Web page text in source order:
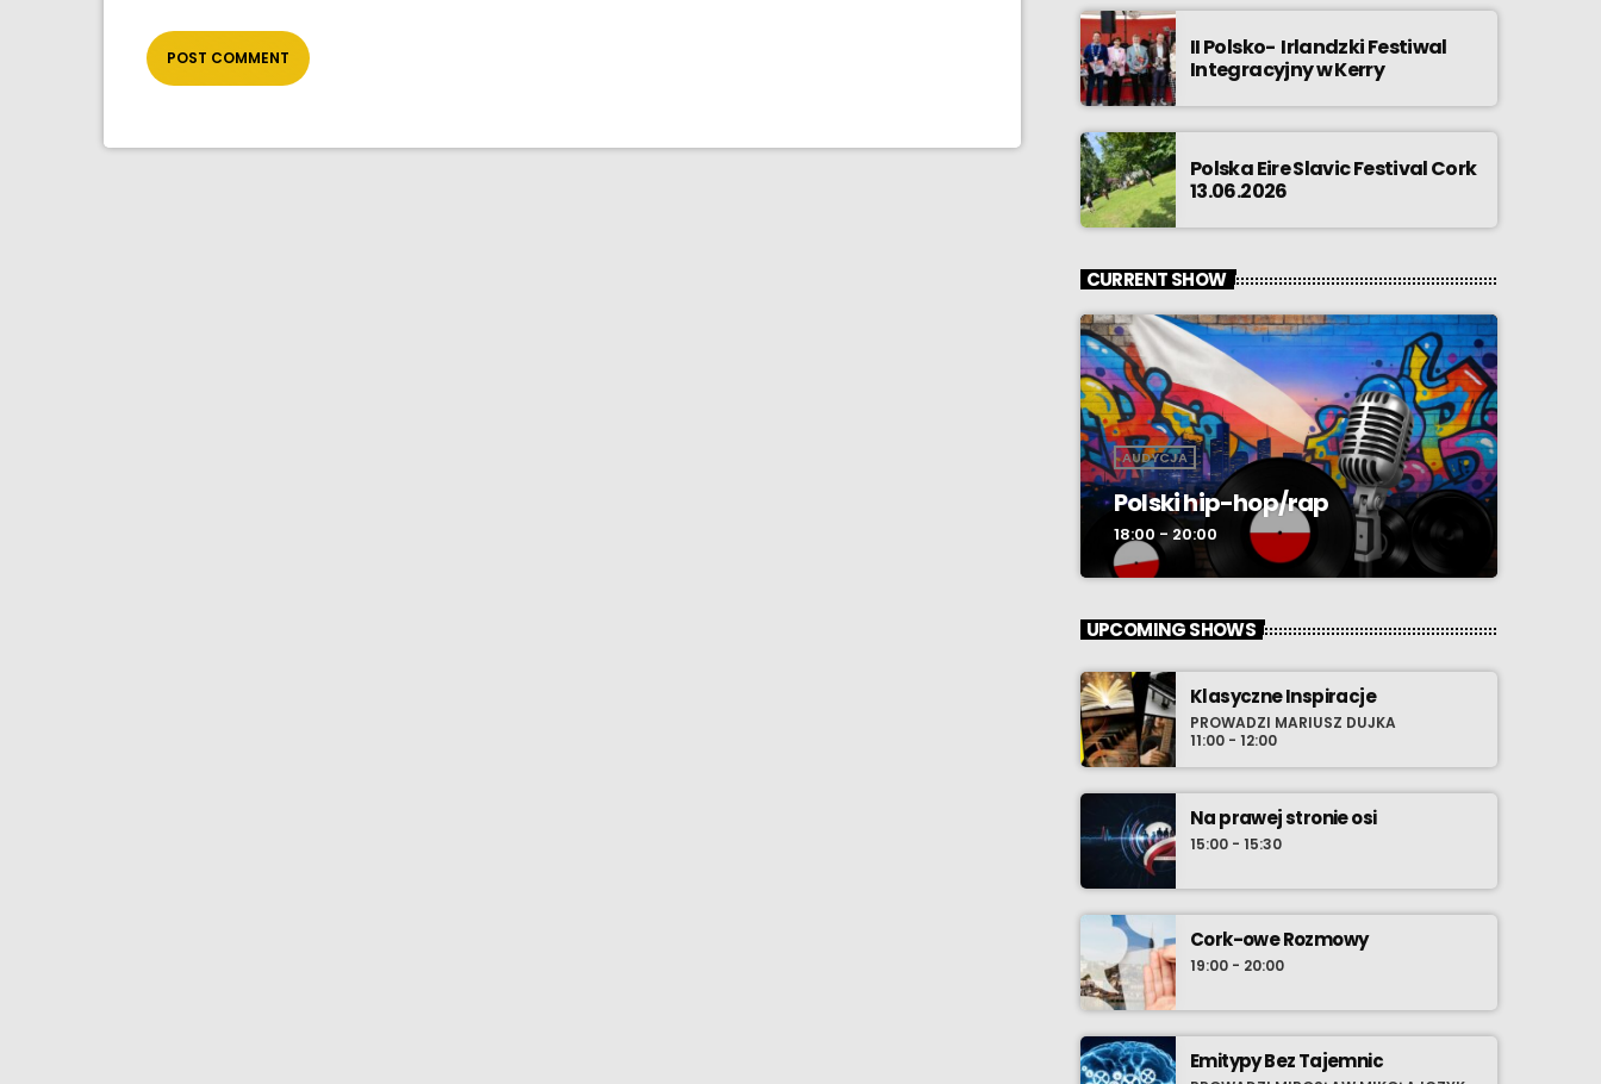
II Polsko- Irlandzki Festiwal
Integracyjny w Kerry
Polska Eire Slavic Festival Cork
13.06.2026
CURRENT SHOW
AUDYCJA
Polski hip-hop/rap
18:00 - 20:00
UPCOMING SHOWS
Klasyczne Inspiracje
PROWADZI MARIUSZ DUJKA
11:00 - 12:00
Na prawej stronie osi
15:00 - 15:30
Cork-owe Rozmowy
19:00 - 20:00
Emitypy Bez Tajemnic